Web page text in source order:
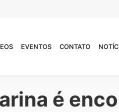
EVENTOS CONTATO
é